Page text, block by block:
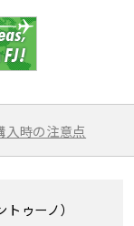
入時の注意点
トゥーノ）